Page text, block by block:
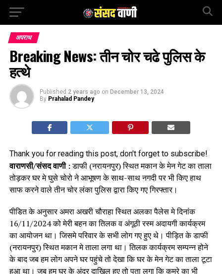
अपराध
Breaking News: तीन चोर चढे पुलिस के
हत्थे
Published 2 years ago on December 13, 2024
By Prahalad Pandey
Thank you for reading this post, don't forget to subscribe!
वाराणसी/संसद वाणी :डाफी (नरायनपुर) स्थित मकान के मेन गेट का ताला
तोड़कर घर मे घुसे चोरो ने आभूषण के साथ-साथ नगदी पर भी किए हाथ
साफ करने वाले तीन चोर लंका पुलिस द्वारा किए गए गिरफ्तार।
पीडित के अनुसार अमरा अखरी चौराहा स्थित अलका पैलेस मे दिनांक
16/11/2024 को मेरी बहन का तिलक व अंगूठी रस्म अदायगी कार्यक्रम
का आयोजन था। जिसमे परिवार के सभी लोग गए हुए थे। पीड़ित के डाफी
(नरायनपुर) स्थित मकान मे ताला लगा था। तिलक कार्यक्रम सम्पन्न होने
के बाद जब हम लोग अपने घर पहुंचे तो देखा कि घर के मेन गेट का ताला टूटा
हुआ था। जब हम घर के अंदर दाखिल हुए तो पता लगा कि कमरे का भी